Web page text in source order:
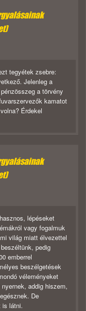
tegyétek zsebre:
Jelenleg a
a törvény
kamatot
Érdekel
lépéseket
vagy fogalmuk
világ miatt élvezettel
pedig
emberrel
beszélgetések
véleményeket
addig hiszem,
De
is látni.